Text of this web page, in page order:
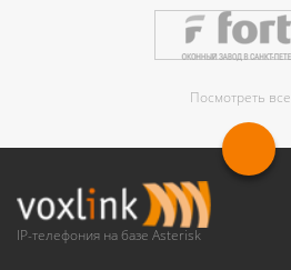
Посмотреть все
IP-телефония на базе Asterisk